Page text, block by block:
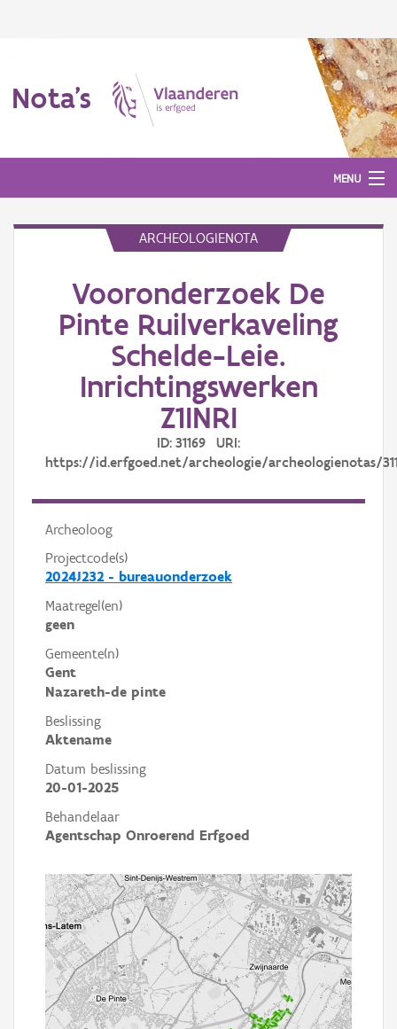
Nota's
MENU
ARCHEOLOGIENOTA
Vooronderzoek De
Pinte Ruilverkaveling
Schelde-Leie.
Inrichtingswerken
Z1INRI
ID: 31169 URI:
https://id.erfgoed.net/archeologie/archeologienotas/
Archeoloog
Projectcode(s)
2024J232 - bureauonderzoek
Maatregel(en)
geen
Gemeente(n)
Gent
Nazareth-de pinte
Beslissing
Aktename
Datum beslissing
20-01-2025
Behandelaar
Agentschap Onroerend Erfgoed